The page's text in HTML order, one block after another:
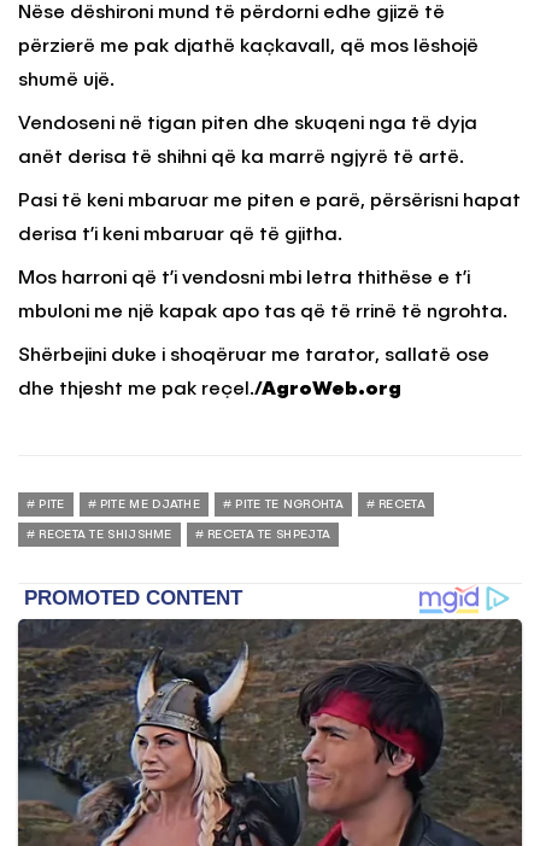
Nëse dëshironi mund të përdorni edhe gjizë të
përzierë me pak djathë kaçkavall, që mos lëshojë
shumë ujë.
Vendoseni në tigan piten dhe skuqeni nga të dyja
anët derisa të shihni që ka marrë ngjyrë të artë.
Pasi të keni mbaruar me piten e parë, përsërisni hapat
derisa t’i keni mbaruar që të gjitha.
Mos harroni që t’i vendosni mbi letra thithëse e t’i
mbuloni me një kapak apo tas që të rrinë të ngrohta.
Shërbejini duke i shoqëruar me tarator, sallatë ose
dhe thjesht me pak reçel./AgroWeb.org
PITE PITE ME DJATHE PITE TE NGROHTA RECETA
RECETA TE SHIJSHME RECETA TE SHPEJTA